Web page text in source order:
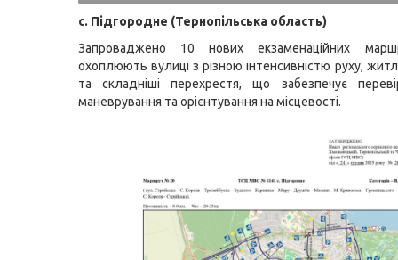
с. Підгородне (Тернопільська область)
Запроваджено 10 нових екзаменаційних
охоплюють вулиці з різною інтенсивністю руху,
та складніші перехрестя, що забезпечує
маневрування та орієнтування на місцевості.